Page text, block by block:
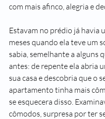
com mais afinco, alegria e
Estavam no prédio já havia
meses quando ela teve um
sabia, semelhante a alguns
antes: de repente ela abria
sua casa e descobria que o
apartamento tinha mais
se esquecera disso.
cômodos, surpresa por ter